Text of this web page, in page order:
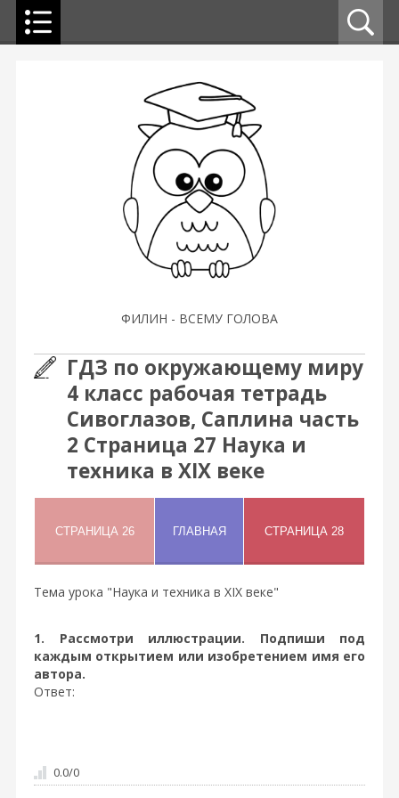
ФИЛИН - ВСЕМУ ГОЛОВА
ГДЗ по окружающему миру
4 класс рабочая тетрадь
Сивоглазов, Саплина часть
2 Страница 27 Наука и
техника в XIX веке
Тема урока "Наука и техника в XIX веке"
1. Рассмотри иллюстрации. Подпиши под
каждым открытием или изобретением имя его
автора.
Ответ:
0.0/0